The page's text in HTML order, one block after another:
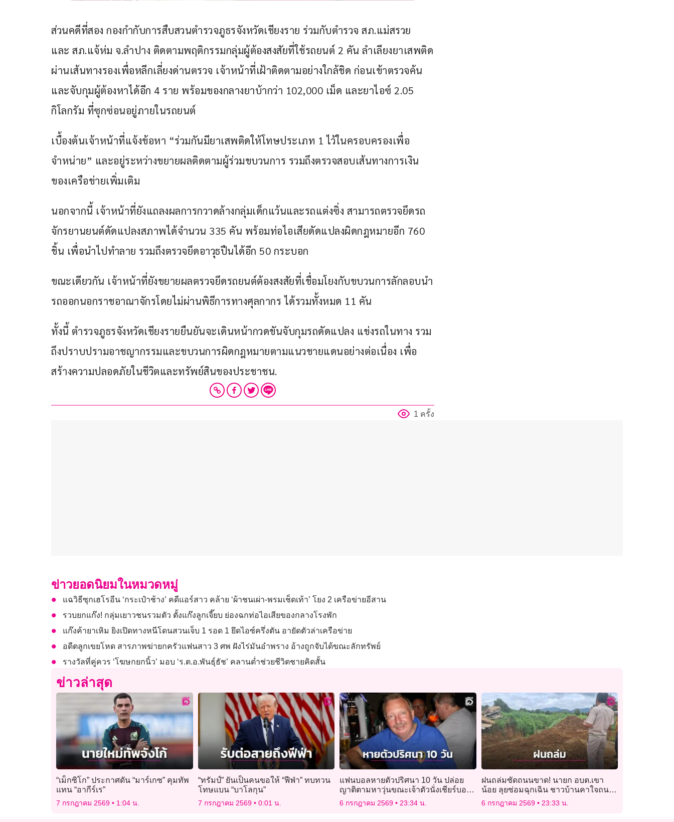
ส่วนคดีที่สอง กองกำกับการสืบสวนตำรวจภูธรจังหวัดเชียงราย ร่วมกับตำรวจ สภ.แม่สรวย
และ สภ.แจ้ห่ม จ.ลำปาง ติดตามพฤติกรรมกลุ่มผู้ต้องสงสัยที่ใช้รถยนต์ 2 คัน ลำเลียงยาเสพติด
ผ่านเส้นทางรองเพื่อหลีกเลี่ยงด่านตรวจ เจ้าหน้าที่เฝ้าติดตามอย่างใกล้ชิด ก่อนเข้าตรวจค้น
และจับกุมผู้ต้องหาได้อีก 4 ราย พร้อมของกลางยาบ้ากว่า 102,000 เม็ด และยาไอซ์ 2.05
กิโลกรัม ที่ซุกซ่อนอยู่ภายในรถยนต์
เบื้องต้นเจ้าหน้าที่แจ้งข้อหา “ร่วมกันมียาเสพติดให้โทษประเภท 1 ไว้ในครอบครองเพื่อ
จำหน่าย” และอยู่ระหว่างขยายผลติดตามผู้ร่วมขบวนการ รวมถึงตรวจสอบเส้นทางการเงิน
ของเครือข่ายเพิ่มเติม
นอกจากนี้ เจ้าหน้าที่ยังแถลงผลการกวาดล้างกลุ่มเด็กแว้นและรถแต่งซิ่ง สามารถตรวจยึดรถ
จักรยานยนต์ดัดแปลงสภาพได้จำนวน 335 คัน พร้อมท่อไอเสียดัดแปลงผิดกฎหมายอีก 760
ชิ้น เพื่อนำไปทำลาย รวมถึงตรวจยึดอาวุธปืนได้อีก 50 กระบอก
ขณะเดียวกัน เจ้าหน้าที่ยังขยายผลตรวจยึดรถยนต์ต้องสงสัยที่เชื่อมโยงกับขบวนการลักลอบนำ
รถออกนอกราชอาณาจักรโดยไม่ผ่านพิธีการทางศุลกากร ได้รวมทั้งหมด 11 คัน
ทั้งนี้ ตำรวจภูธรจังหวัดเชียงรายยืนยันจะเดินหน้ากวดขันจับกุมรถดัดแปลง แข่งรถในทาง รวม
ถึงปราบปรามอาชญากรรมและขบวนการผิดกฎหมายตามแนวชายแดนอย่างต่อเนื่อง เพื่อ
สร้างความปลอดภัยในชีวิตและทรัพย์สินของประชาชน.
1 ครั้ง
ข่าวยอดนิยมในหมวดหมู่
แฉวิธีซุกเฮโรอีน ‘กระเป๋าช้าง’ คดีแอร์สาว คล้าย ‘ผ้าชนเผ่า-พรมเช็ดเท้า’ โยง 2 เครือข่ายอีสาน
รวบยกแก๊ง! กลุ่มเยาวชนรวมตัว ตั้งแก๊งลูกเจี๊ยบ ย่องฉกท่อไอเสียของกลางโรงพัก
แก๊งค้ายาเหิม ยิงเปิดทางหนีโดนสวนเจ็บ 1 รอด 1 ยึดไอซ์ครึ่งตัน อายัดตัวล่าเครือข่าย
อดีตลูกเขยโหด สารภาพฆ่ายกครัวแฟนสาว 3 ศพ ฝังไร่มันอำพราง อ้างถูกจับได้ขณะลักทรัพย์
รางวัลที่คู่ควร ‘โฆษกยกนิ้ว’ มอบ ‘ร.ต.อ.พันธุ์ธัช’ คลานต่ำช่วยชีวิตชายคิดสั้น
ข่าวล่าสุด
“เม็กซิโก” ประกาศดัน “มาร์เกซ” คุมทัพ
แทน “อากีร์เร”
7 กรกฎาคม 2569 1:04 น.
“ทรัมป์” ยันเป็นคนขอให้ “ฟีฟ่า” ทบทวน
โทษแบน “บาโลกุน”
7 กรกฎาคม 2569 0:01 น.
แฟนบอลหายตัวปริศนา 10 วัน ปล่อย
ญาติตามหาวุ่นขณะเจ้าตัวนั่งเชียร์บอล
โลกสบายใจเฉิบ
6 กรกฎาคม 2569 23:34 น.
ฝนถล่มซัดถนนขาด! นายก อบต.เขา
น้อย ลุยซ่อมฉุกเฉิน ชาวบ้านคาใจถนน
ส่อไม่ได้มาตรฐาน
6 กรกฎาคม 2569 23:33 น.